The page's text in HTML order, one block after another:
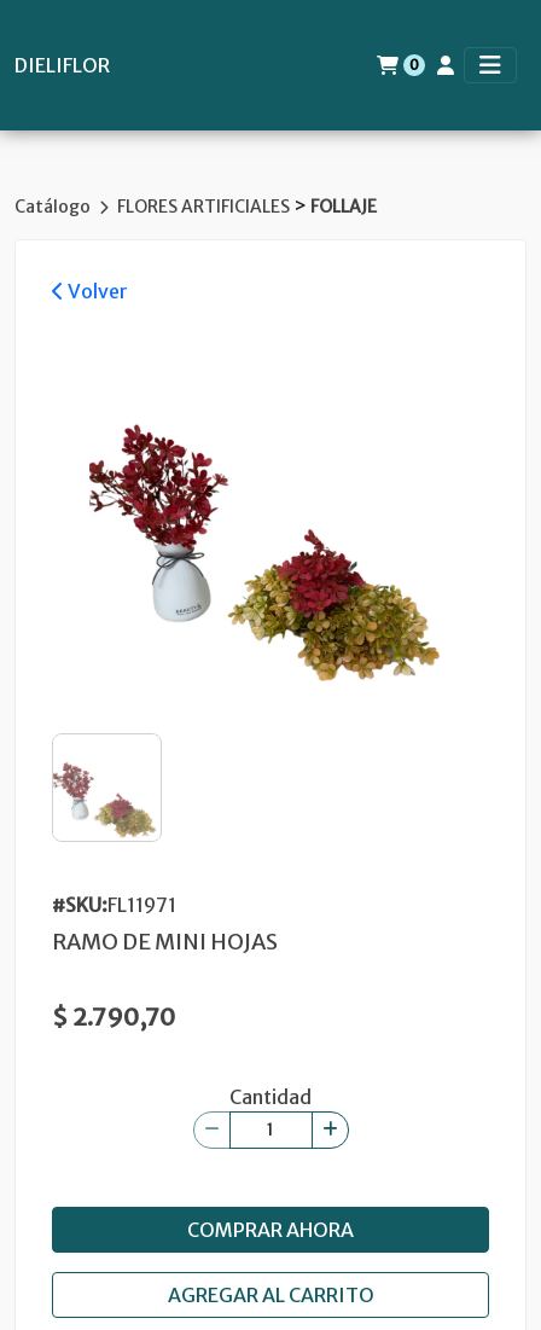
DIELIFLOR 0
Catálogo FLORES ARTIFICIALES > FOLLAJE
Volver
#SKU:FL11971
RAMO DE MINI HOJAS
$ 2.790,70
Cantidad
COMPRAR AHORA
AGREGAR AL CARRITO